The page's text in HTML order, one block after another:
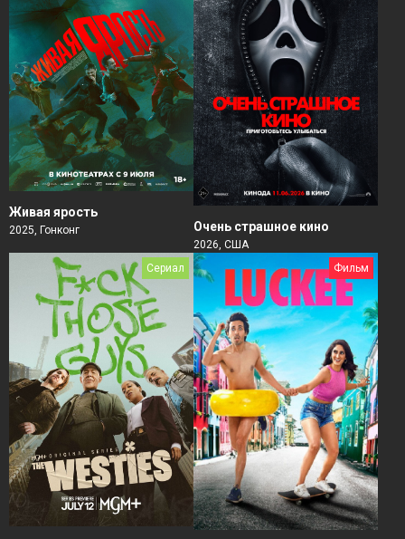
Живая ярость
2025, Гонконг Очень страшное кино
2026, США
Сериал
Фильм